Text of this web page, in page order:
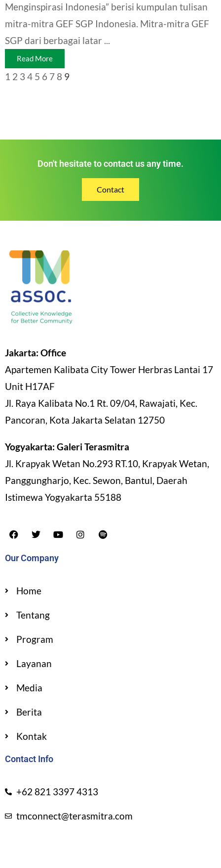
Menginspirasi Indonesia” berisi kumpulan tulisan
mitra-mitra GEF SGP Indonesia. Mitra-mitra GEF
SGP dari berbagai latar ...
Read More
1 2 3 4 5 6 7 8 9
Don't hesitate to contact us any time.
Contact
Jakarta: Office
Apartemen Kalibata City Tower Herbras Lantai 17
Unit H17AF
Jl. Raya Kalibata No.1 Rt. 09/04, Rawajati, Kec.
Pancoran, Kota Jakarta Selatan 12750
Yogyakarta: Galeri Terasmitra
Jl. Krapyak Wetan No.293 RT.10, Krapyak Wetan,
Panggungharjo, Kec. Sewon, Bantul, Daerah
Istimewa Yogyakarta 55188
Our Company
Home
Tentang
Program
Layanan
Media
Berita
Kontak
Contact Info
+62 821 3397 4313
tmconnect@terasmitra.com